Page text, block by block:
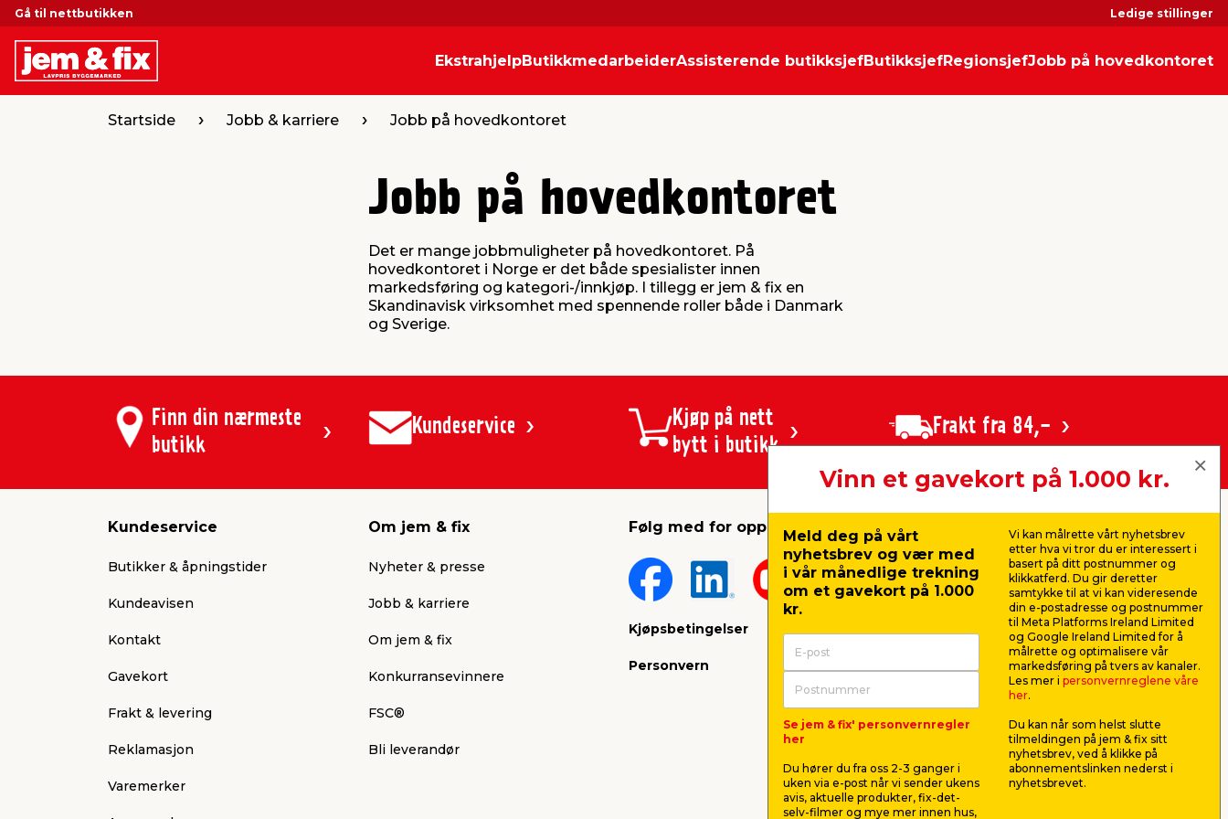
EkstrahjelpButikkmedarbeiderAssisterende butikksjefButikksjefRegionsjefJobb på hovedkontoret
Gå til nettbutikken Ledige stillinger
Startside Jobb & karriere Jobb på hovedkontoret
Jobb på hovedkontoret
Det er mange jobbmuligheter på hovedkontoret. På
hovedkontoret i Norge er det både spesialister innen
markedsføring og kategori-/innkjøp. I tillegg er jem & fix en
Skandinavisk virksomhet med spennende roller både i Danmark
og Sverige.
Finn din nærmeste
butikk
Kundeservice
Kjøp på nett
bytt i butikk
Frakt fra 84,-
Kundeservice
Butikker & åpningstider
Kundeavisen
Kontakt
Gavekort
Frakt & levering
Reklamasjon
Varemerker
Om jem & fix
Nyheter & presse
Jobb & karriere
Om jem & fix
Konkurransevinnere
FSC®
Bli leverandør
Følg med for oppdateringer:
Kjøpsbetingelser
Personvern
jem & fix Norge AS, Strandveien 35,
1366 Lysaker (Hovedkontor)
Organisasjonsnummer: 919 562 404
E-post: kundeservice@jemfix.com
Vinn et gavekort på 1.000 kr.
Meld deg på vårt
nyhetsbrev og vær med
i vår månedlige trekning
om et gavekort på 1.000
kr.
Se jem & fix' personvernregler
her
Du hører du fra oss 2-3 ganger i
uken via e-post når vi sender ukens
avis, aktuelle produkter, fix-det-
selv-filmer og mye mer innen hus,
Vi kan målrette vårt nyhetsbrev
etter hva vi tror du er interessert i
basert på ditt postnummer og
klikkatferd. Du gir deretter
samtykke til at vi kan videresende
din e-postadresse og postnummer
til Meta Platforms Ireland Limited
og Google Ireland Limited for å
målrette og optimalisere vår
markedsføring på tvers av kanaler.
Les mer i personvernreglene våre
her.
Du kan når som helst slutte
tilmeldingen på jem & fix sitt
nyhetsbrev, ved å klikke på
abonnementslinken nederst i
nyhetsbrevet.